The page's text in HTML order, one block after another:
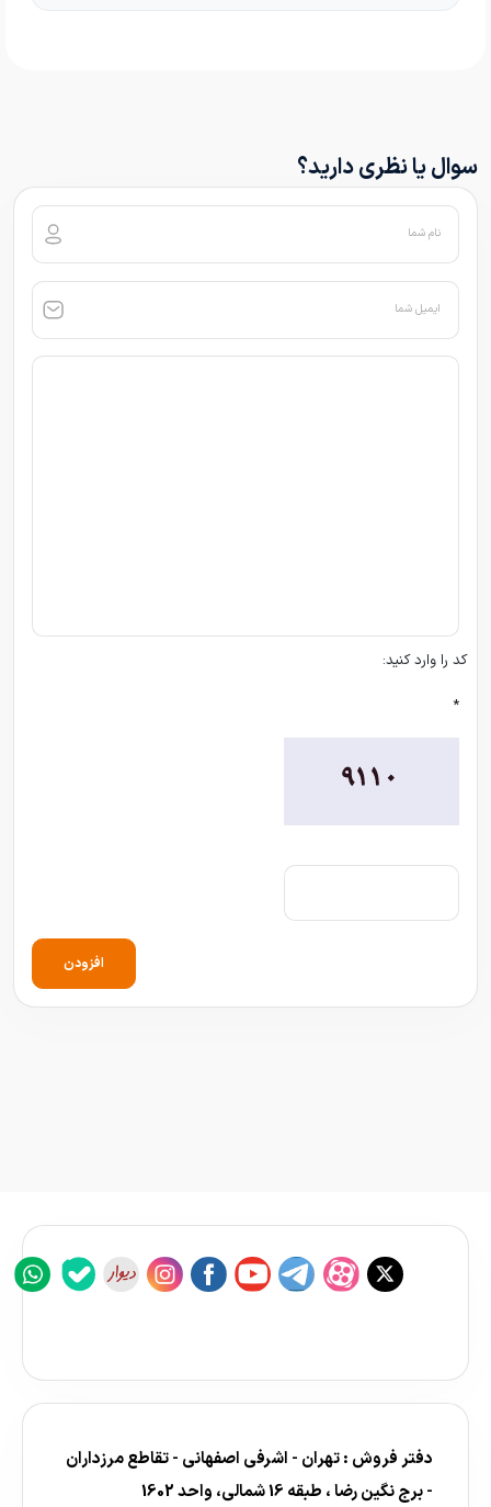
سوال یا نظری دارید؟
نام شما
ایمیل شما
کد را وارد کنید:
*
افزودن
دفتر فروش : تهران - اشرفی اصفهانی - تقاطع مرزداران
- برج نگین رضا ، طبقه 16 شمالی، واحد 1602